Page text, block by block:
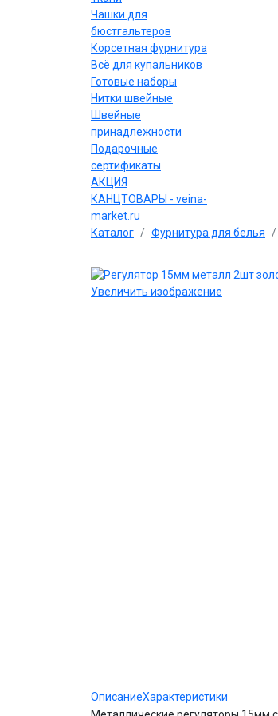
Чашки для
бюстгальтеров
Корсетная фурнитура
Всё для купальников
Готовые наборы
Нитки швейные
Швейные
принадлежности
Подарочные
сертификаты
АКЦИЯ
КАНЦТОВАРЫ - veina-
market.ru
Каталог Фурнитура для белья
Увеличить изображение
ОписаниеХарактеристики